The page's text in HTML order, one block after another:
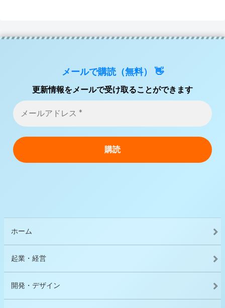
メールで購読（無料） 👋
更新情報をメールで受け取ることができます
ホーム
起業・経営
開発・デザイン